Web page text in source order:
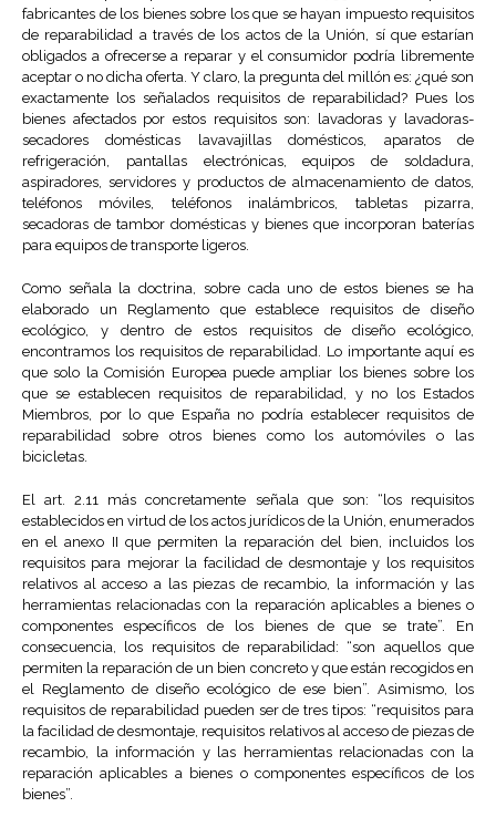
fabricantes de los bienes sobre los que se hayan impuesto requisitos
de reparabilidad a través de los actos de la Unión, sí que estarían
obligados a ofrecerse a reparar y el consumidor podría libremente
aceptar o no dicha oferta. Y claro, la pregunta del millón es: ¿qué son
exactamente los señalados requisitos de reparabilidad? Pues los
bienes afectados por estos requisitos son: lavadoras y lavadoras-
secadores domésticas lavavajillas domésticos, aparatos de
refrigeración, pantallas electrónicas, equipos de soldadura,
aspiradores, servidores y productos de almacenamiento de datos,
teléfonos móviles, teléfonos inalámbricos, tabletas pizarra,
secadoras de tambor domésticas y bienes que incorporan baterías
para equipos de transporte ligeros.
Como señala la doctrina, sobre cada uno de estos bienes se ha
elaborado un Reglamento que establece requisitos de diseño
ecológico, y dentro de estos requisitos de diseño ecológico,
encontramos los requisitos de reparabilidad. Lo importante aquí es
que solo la Comisión Europea puede ampliar los bienes sobre los
que se establecen requisitos de reparabilidad, y no los Estados
Miembros, por lo que España no podría establecer requisitos de
reparabilidad sobre otros bienes como los automóviles o las
bicicletas.
El art. 2.11 más concretamente señala que son: “los requisitos
establecidos en virtud de los actos jurídicos de la Unión, enumerados
en el anexo II que permiten la reparación del bien, incluidos los
requisitos para mejorar la facilidad de desmontaje y los requisitos
relativos al acceso a las piezas de recambio, la información y las
herramientas relacionadas con la reparación aplicables a bienes o
componentes específicos de los bienes de que se trate”. En
consecuencia, los requisitos de reparabilidad: “son aquellos que
permiten la reparación de un bien concreto y que están recogidos en
el Reglamento de diseño ecológico de ese bien”. Asimismo, los
requisitos de reparabilidad pueden ser de tres tipos: “requisitos para
la facilidad de desmontaje, requisitos relativos al acceso de piezas de
recambio, la información y las herramientas relacionadas con la
reparación aplicables a bienes o componentes específicos de los
bienes”.